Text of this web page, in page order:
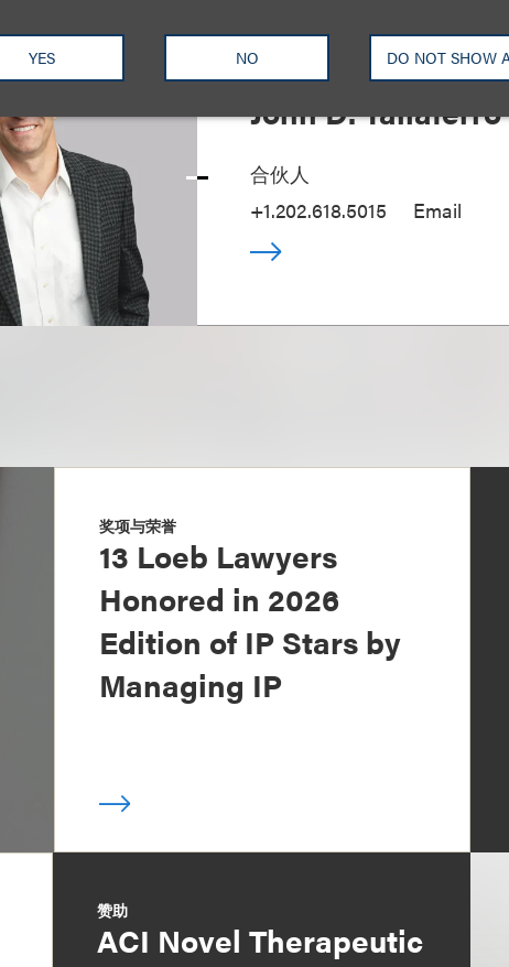
YES NO DO NOT SHOW
John D. Taliaferro
合伙人
+1.202.618.5015
Email
奖项与荣誉
13 Loeb Lawyers
Honored in 2026
Edition of IP Stars by
Managing IP
赞助
ACI Novel Therapeutic